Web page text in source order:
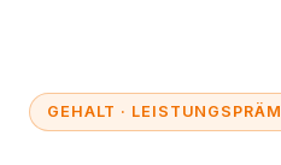
GEHALT ·